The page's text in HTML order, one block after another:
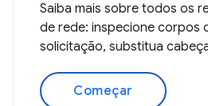
Saiba mais sobre todos os
de rede: inspecione corpos
solicitação, substitua
Começar